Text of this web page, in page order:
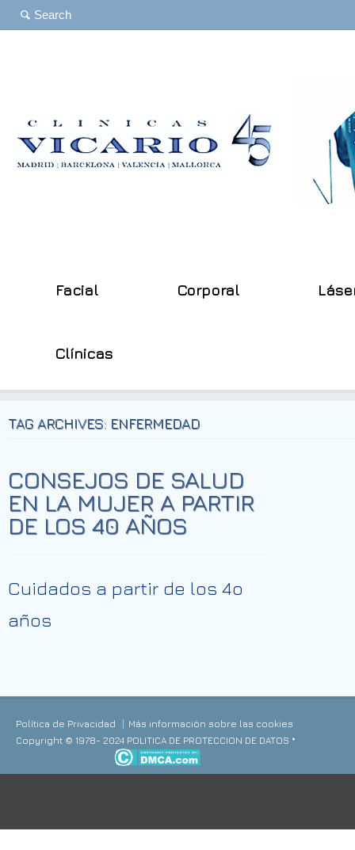
Facial Corporal
Clínicas
TAG ARCHIVES: ENFERMEDAD
CONSEJOS DE SALUD
EN LA MUJER A PARTIR
DE LOS 40 AÑOS
Cuidados a partir de los 4o
años
Política de Privacidad
Más información sobre las cookies
Copyright © 1978- 2024 POLITICA DE PROTECCION DE DATOS *